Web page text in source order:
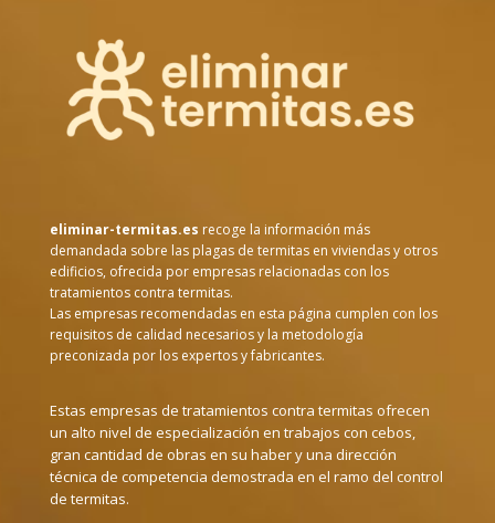
eliminar-termitas.es recoge la información más
demandada sobre las plagas de termitas en viviendas y otros
edificios, ofrecida por empresas relacionadas con los
tratamientos contra termitas.
Las empresas recomendadas en esta página cumplen con los
requisitos de calidad necesarios y la metodología
preconizada por los expertos y fabricantes.
Estas empresas de tratamientos contra termitas ofrecen
un alto nivel de especialización en trabajos con cebos,
gran cantidad de obras en su haber y una dirección
técnica de competencia demostrada en el ramo del control
de termitas.